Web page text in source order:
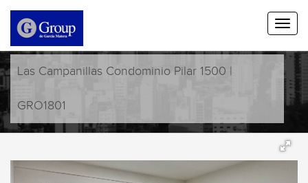
Las Campanillas Condominio Pilar 1500 |
GRO1801